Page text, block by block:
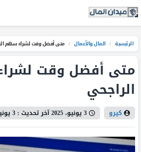
الرئيسية / المال والأعمال / متى أفضل وقت لشراء سهم
متى أفضل وقت
الراجحي
كيرو 3 يونيو، 2025 آخر تحديث : 3 يونيو، 2025